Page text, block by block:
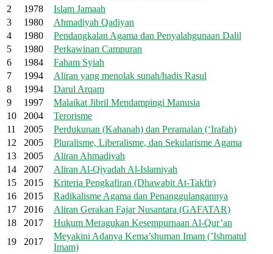
2
1978
Islam Jamaah
3
1980
Ahmadiyah Qadiyan
4
1980
Pendangkalan Agama dan Penyalahgunaan Dalil
5
1980
Perkawinan Campuran
6
1984
Faham Syiah
7
1994
Aliran yang menolak sunah/hadis Rasul
8
1994
Darul Arqam
9
1997
Malaikat Jibril Mendampingi Manusia
10
2004
Terorisme
11
2005
Perdukunan (Kahanah) dan Peramalan (‘Irafah)
12
2005
Pluralisme, Liberalisme, dan Sekularisme Agama
13
2005
Aliran Ahmadiyah
14
2007
Aliran Al-Qiyadah Al-Islamiyah
15
2015
Kriteria Pengkafiran (Dhawabit At-Takfir)
16
2015
Radikalisme Agama dan Penanggulangannya
17
2016
Aliran Gerakan Fajar Nusantara (GAFATAR)
18
2017
Hukum Meragukan Kesempurnaan Al-Qur’an
19
2017
Meyakini Adanya Kema’shuman Imam (’Ishmatul
Imam)